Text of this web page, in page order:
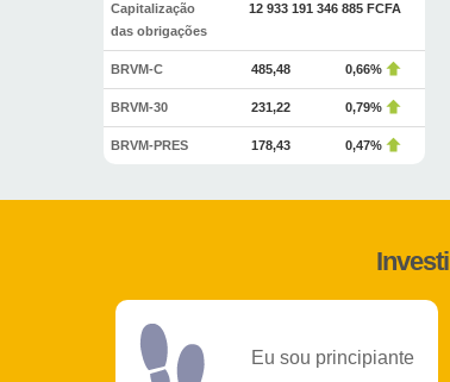
Capitalização
das obrigações
12 933 191 346 885 FCFA
BRVM-C 485,48 0,66%
BRVM-30 231,22 0,79%
BRVM-PRES 178,43 0,47%
Eu sou principiante